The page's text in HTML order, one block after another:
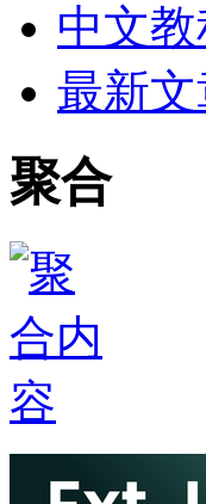
中文教
最新文
聚合